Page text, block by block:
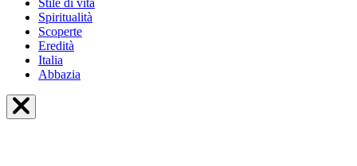
Stile di vita
Spiritualità
Scoperte
Eredità
Italia
Abbazia